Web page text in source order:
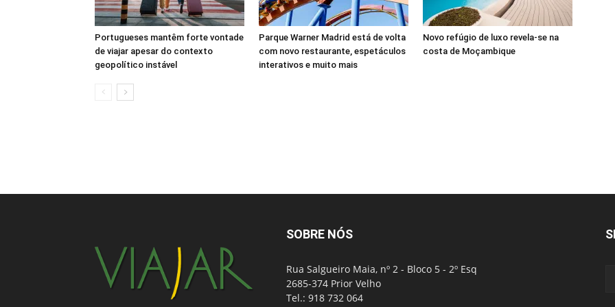
Portugueses mantêm forte vontade
de viajar apesar do contexto
geopolítico instável
Parque Warner Madrid está de volta
com novo restaurante, espetáculos
interativos e muito mais
Novo refúgio de luxo revela-se na
costa de Moçambique
SOBRE NÓS
Rua Salgueiro Maia, nº 2 - Bloco 5 - 2º Esq
2685-374 Prior Velho
Tel.: 918 732 064